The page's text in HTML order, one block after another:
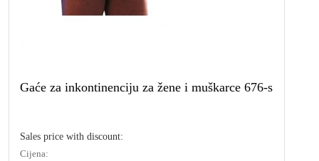
Gaće za inkontinenciju za žene i muškarce 676-s
Sales price with discount:
Cijena: